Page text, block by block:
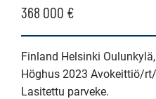
368 000 €
Finland Helsinki
Höghus 2023 Avokeittiö/
Lasitettu parveke.